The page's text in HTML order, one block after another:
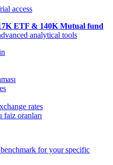
access
ETF & 140K Mutual fund
analytical tools
rates
faiz oranları
for your specific